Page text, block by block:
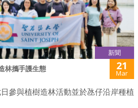
新聞
林攜手護生態 21
Mar
參與植樹造林活動並於氹仔沿岸種植